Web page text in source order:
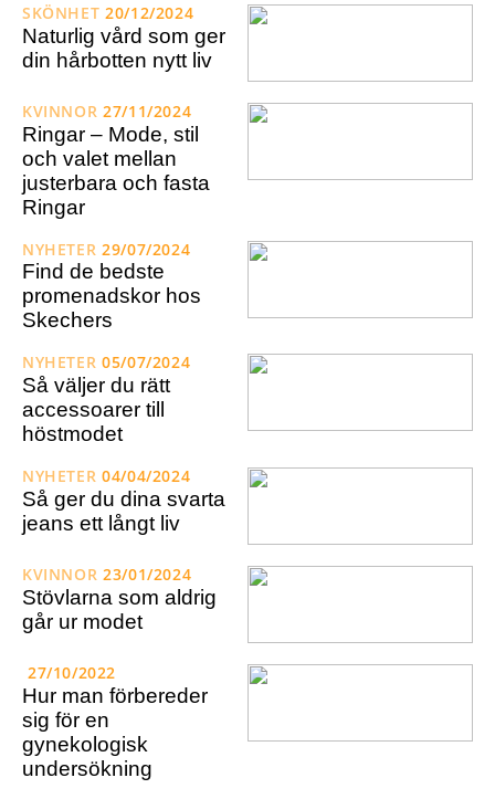
SKÖNHET 20/12/2024
Naturlig vård som ger
din hårbotten nytt liv
KVINNOR 27/11/2024
Ringar – Mode, stil
och valet mellan
justerbara och fasta
Ringar
NYHETER 29/07/2024
Find de bedste
promenadskor hos
Skechers
NYHETER 05/07/2024
Så väljer du rätt
accessoarer till
höstmodet
NYHETER 04/04/2024
Så ger du dina svarta
jeans ett långt liv
KVINNOR 23/01/2024
Stövlarna som aldrig
går ur modet
27/10/2022
Hur man förbereder
sig för en
gynekologisk
undersökning